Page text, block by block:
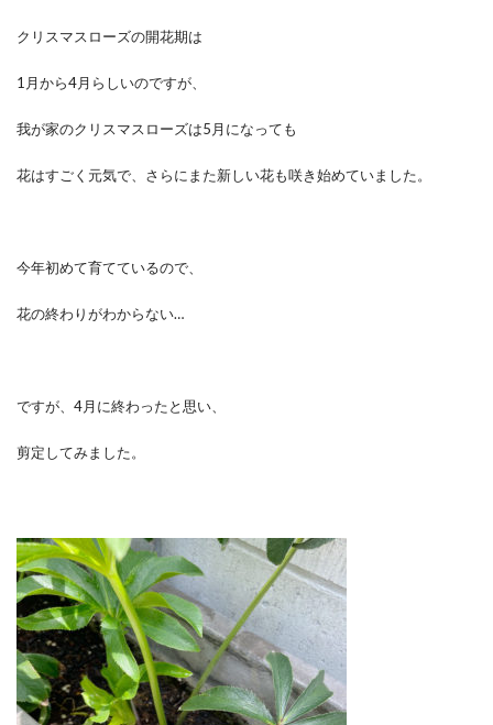
クリスマスローズの開花期は
1月から4月らしいのですが、
我が家のクリスマスローズは5月になっても
花はすごく元気で、さらにまた新しい花も咲き始めていました。
今年初めて育てているので、
花の終わりがわからない…
ですが、4月に終わったと思い、
剪定してみました。